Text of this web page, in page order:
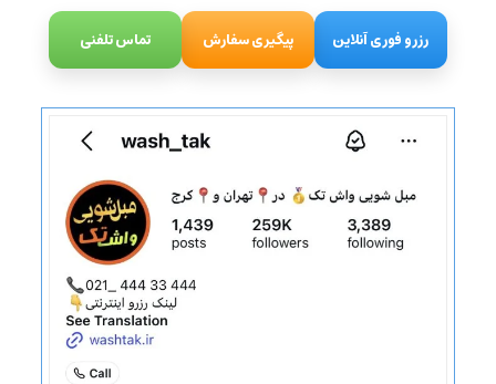
رزرو فوری آنلاین پیگیری سفارش تماس تلفنی